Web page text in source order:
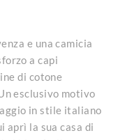
e una camicia
a capi
di cotone
esclusivo motivo
in stile italiano
aprì la sua casa di